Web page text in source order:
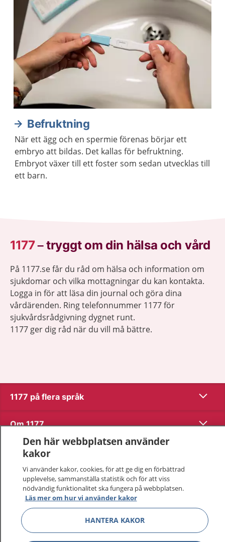
Befruktning
När ett ägg och en spermie förenas börjar ett
embryo att bildas. Det kallas för befruktning.
Embryot växer till ett foster som sedan utvecklas till
ett barn.
1177–tryggt om din hälsa och vård
På 1177.se får du råd om hälsa och information om
sjukdomar och vilka mottagningar du kan kontakta.
Logga in för att läsa din journal och göra dina
vårdärenden. Ring telefonnummer 1177 för
sjukvårdsrådgivning dygnet runt.
1177 ger dig råd när du vill må bättre.
1177 på flera språk Visa
Om 1177 Visa
Kontakt
Behandling av personuppgifter
Hantering av kakor
Den här webbplatsen använder
kakor
Vi använder kakor, cookies, för att ge dig en förbättrad
upplevelse, sammanställa statistik och för att viss
nödvändig funktionalitet ska fungera på webbplatsen.
Läs mer om hur vi använder kakor
HANTERA KAKOR